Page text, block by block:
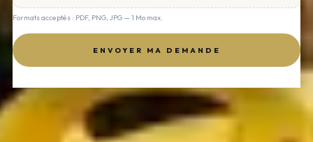
Formats acceptés : PDF, PNG, JPG — 1 Mo max.
ENVOYER MA DEMANDE